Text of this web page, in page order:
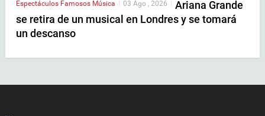
Espectáculos Famosos Música 03 Ago , 2026
Ariana Grande
se retira de un musical en Londres y se tomará
un descanso